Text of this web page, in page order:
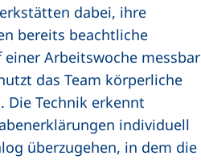
dabei, ihre
bereits beachtliche
Arbeitswoche messbar
das Team körperliche
Die Technik erkennt
individuell
überzugehen, in dem die